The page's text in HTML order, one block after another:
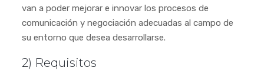
van a poder mejorar e innovar los procesos de
comunicación y negociación adecuadas al campo de
su entorno que desea desarrollarse.
2) Requisitos